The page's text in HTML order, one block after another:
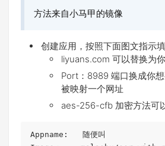
方法来自小马甲的镜像
创建应用，按照下面图文指示
liyuans.com 可以替换为
Port：8989 端口换成你
被映射一个网址
aes-256-cfb 加密方法可
Appname:   随便叫